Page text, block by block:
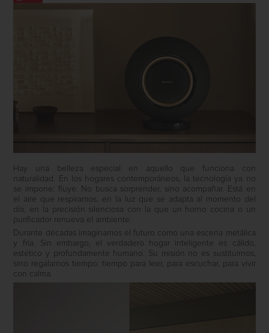
Hay una belleza especial en aquello que funciona con
naturalidad. En los hogares contemporáneos, la tecnología ya no
se impone: fluye. No busca sorprender, sino acompañar. Está en
el aire que respiramos, en la luz que se adapta al momento del
día, en la precisión silenciosa con la que un horno cocina o un
purificador renueva el ambiente.
Durante décadas imaginamos el futuro como una escena metálica
y fría. Sin embargo, el verdadero hogar inteligente es cálido,
estético y profundamente humano. Su misión no es sustituirnos,
sino regalarnos tiempo: tiempo para leer, para escuchar, para vivir
con calma.